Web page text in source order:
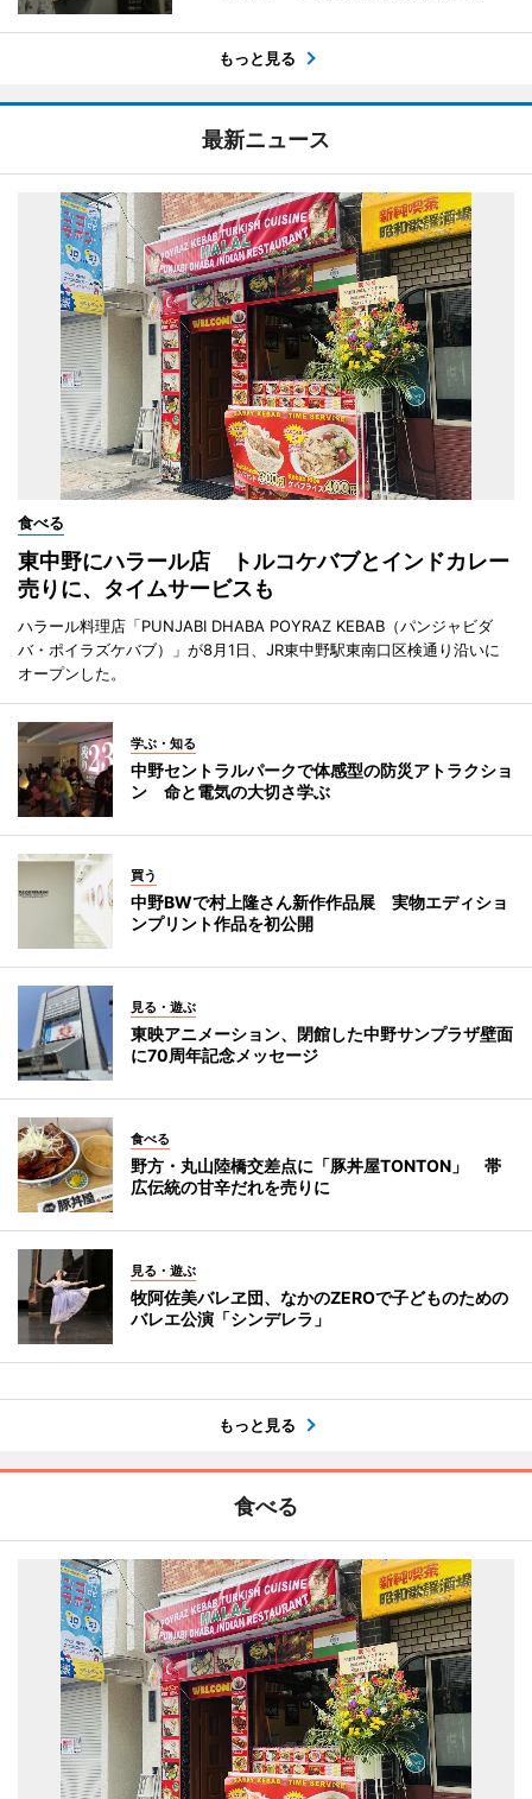
もっと見る
最新ニュース
食べる
東中野にハラール店 トルコケバブとインドカレー
売りに、タイムサービスも
ハラール料理店「PUNJABI DHABA POYRAZ KEBAB（パンジャビダ
バ・ポイラズケバブ）」が8月1日、JR東中野駅東南口区検通り沿いに
オープンした。
学ぶ・知る
中野セントラルパークで体感型の防災アトラクショ
ン 命と電気の大切さ学ぶ
買う
中野BWで村上隆さん新作作品展 実物エディショ
ンプリント作品を初公開
見る・遊ぶ
東映アニメーション、閉館した中野サンプラザ壁面
に70周年記念メッセージ
食べる
野方・丸山陸橋交差点に「豚丼屋TONTON」 帯
広伝統の甘辛だれを売りに
見る・遊ぶ
牧阿佐美バレヱ団、なかのZEROで子どものための
バレエ公演「シンデレラ」
もっと見る
食べる